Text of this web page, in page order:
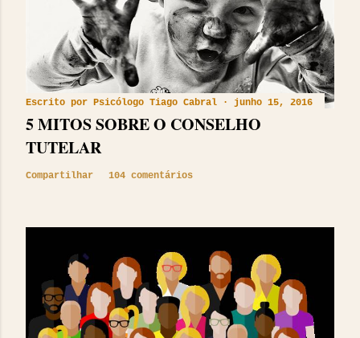
Escrito por Psicólogo Tiago Cabral junho 15, 2016
5 MITOS SOBRE O CONSELHO
TUTELAR
Compartilhar 104 comentários